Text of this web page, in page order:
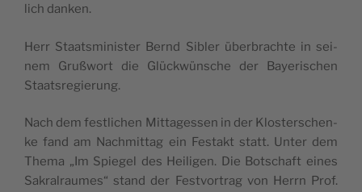
lich danken.
Herr Staa­tsmi­ni­ster Bernd Sibler über­bra­ch­te in sei­
nem Gruß­wort die Glüc­k­wün­sche der Baye­ri­schen
Staatsregierung.
Nach dem festli­chen Mit­ta­ges­sen in der Klo­ster­schen­
ke fand am Nach­mit­tag ein Festakt statt. Unter dem
The­ma „Im Spie­gel des Hei­li­gen. Die Botschaft eines
Sakral­rau­mes“ stand der Fest­vor­trag von Herrn Prof.